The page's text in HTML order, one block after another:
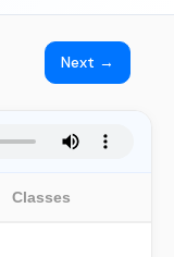
Next →
Classes